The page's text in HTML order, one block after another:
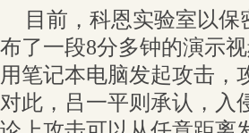
目前，科恩实验室以
布了一段8分多钟的演示
用笔记本电脑发起攻击，
对此，吕一平则承认，入